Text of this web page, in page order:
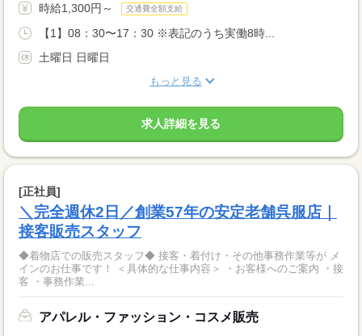
時給1,300円～ 交通費全額支給
【1】08：30〜17：30 ※表記のうち実働8時...
土曜日 日曜日
もっと見る
求人詳細を見る
[正社員]
＼完全週休2日／創業57年の安定老舗呉服店｜
接客販売スタッフ
◆着物店での販売スタッフ◆ 接客・着付け・その他事務作業等が メ
インのお仕事です！ ＜具体的な仕事内容＞ ・お客様へのご案内 ・接
客 ・事務作業...
アパレル・ファッション・コスメ販売